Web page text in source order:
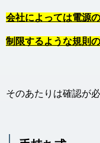
会社によっては電源
制限するような規則
そのあたりは確認が必